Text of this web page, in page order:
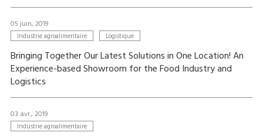
05 juin, 2019
Industrie agroalimentaire Logistique
Bringing Together Our Latest Solutions in One Location! An
Experience-based Showroom for the Food Industry and
Logistics
03 avr., 2019
Industrie agroalimentaire